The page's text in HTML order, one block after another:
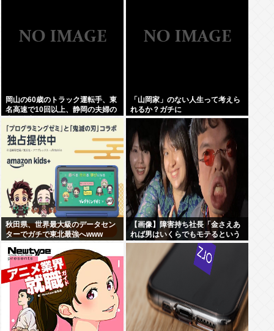
岡山の60歳のトラック運転手、東
名高速で10回以上、静岡の夫婦の
車に追突
「山岡家」のない人生って考えら
れるか？ガチに
秋田県、世界最大級のデータセン
ターでガチで東北最強へwww
【画像】障害持ち社長「金さえあ
れば男はいくらでもモテるという
事を証明してる」